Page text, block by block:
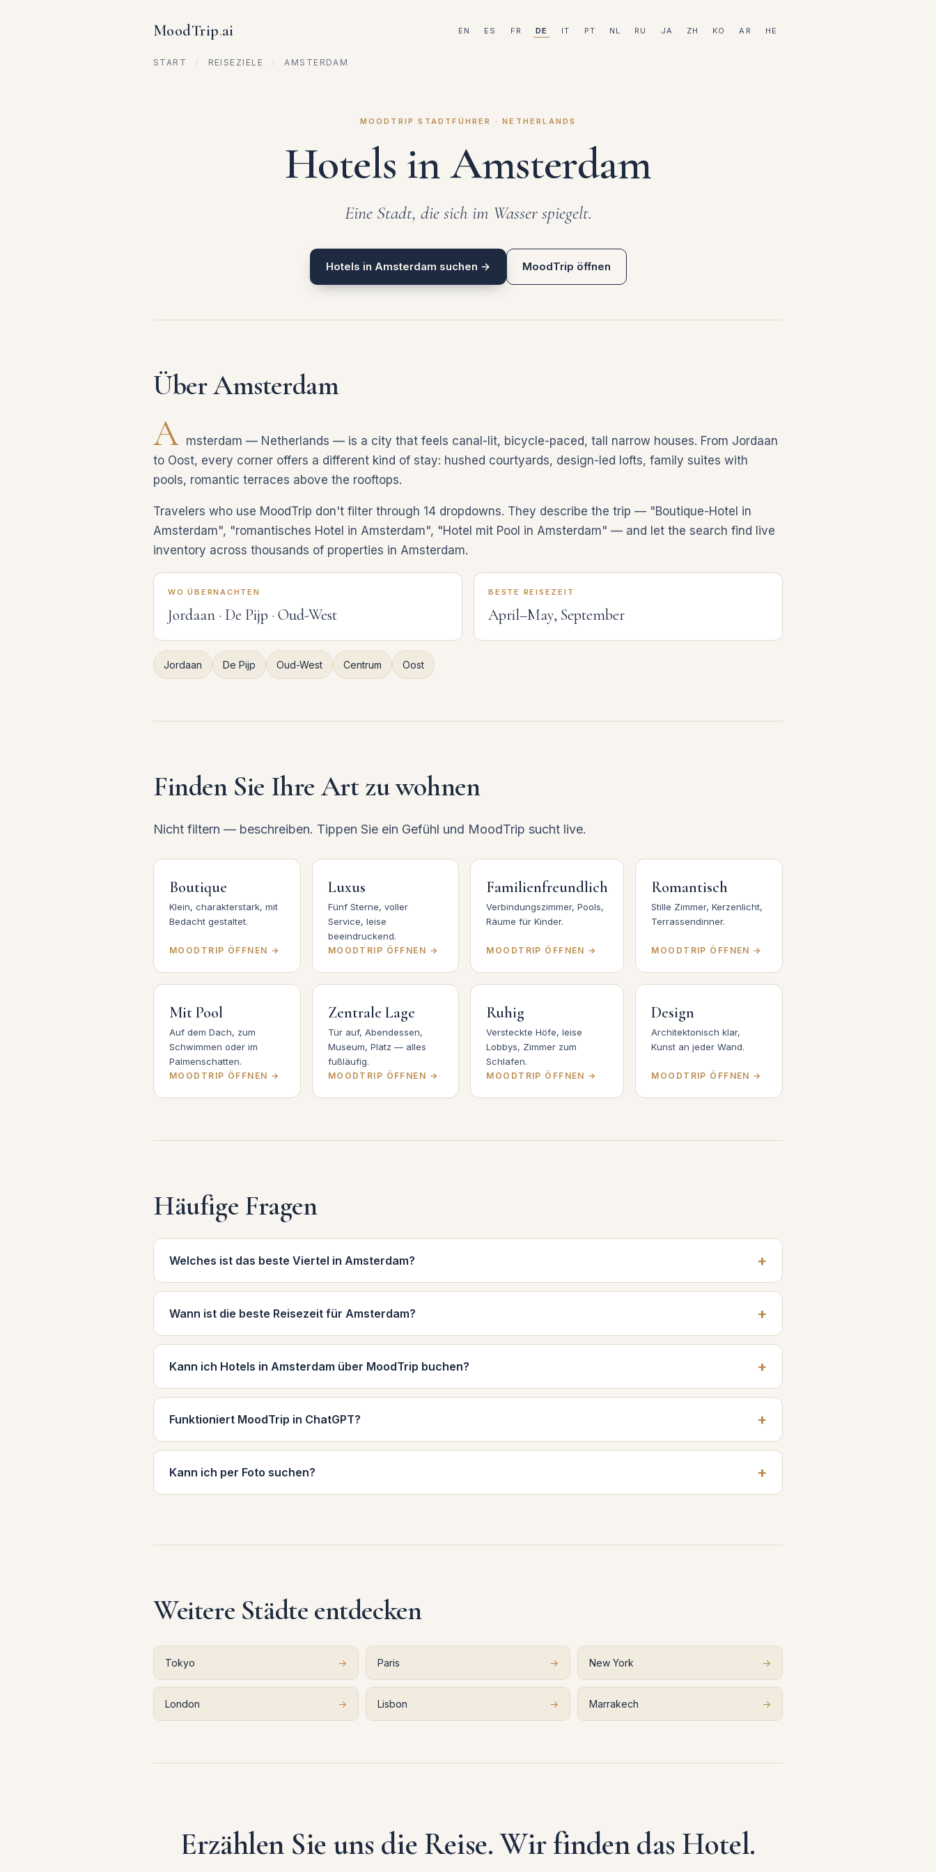
MoodTrip.ai EN ES FR DE IT PT NL RU JA ZH KO AR HE
START / REISEZIELE / AMSTERDAM
MOODTRIP STADTFÜHRER · NETHERLANDS
Hotels in Amsterdam
Eine Stadt, die sich im Wasser spiegelt.
Hotels in Amsterdam suchen → MoodTrip öffnen
Über Amsterdam
A msterdam — Netherlands — is a city that feels canal-lit, bicycle-paced, tall narrow houses. From Jordaan
to Oost, every corner offers a different kind of stay: hushed courtyards, design-led lofts, family suites with
pools, romantic terraces above the rooftops.
Travelers who use MoodTrip don't filter through 14 dropdowns. They describe the trip — "Boutique-Hotel in
Amsterdam", "romantisches Hotel in Amsterdam", "Hotel mit Pool in Amsterdam" — and let the search find live
inventory across thousands of properties in Amsterdam.
WO ÜBERNACHTEN
Jordaan · De Pijp · Oud-West
BESTE REISEZEIT
April–May, September
Jordaan De Pijp Oud-West Centrum Oost
Finden Sie Ihre Art zu wohnen
Nicht filtern — beschreiben. Tippen Sie ein Gefühl und MoodTrip sucht live.
Boutique
Klein, charakterstark, mit
Bedacht gestaltet.
MOODTRIP ÖFFNEN →
Luxus
Fünf Sterne, voller
Service, leise
beeindruckend.
MOODTRIP ÖFFNEN →
Familienfreundlich
Verbindungszimmer, Pools,
Räume für Kinder.
MOODTRIP ÖFFNEN →
Romantisch
Stille Zimmer, Kerzenlicht,
Terrassendinner.
MOODTRIP ÖFFNEN →
Mit Pool
Auf dem Dach, zum
Schwimmen oder im
Palmenschatten.
MOODTRIP ÖFFNEN →
Zentrale Lage
Tür auf, Abendessen,
Museum, Platz — alles
fußläufig.
MOODTRIP ÖFFNEN →
Ruhig
Versteckte Höfe, leise
Lobbys, Zimmer zum
Schlafen.
MOODTRIP ÖFFNEN →
Design
Architektonisch klar,
Kunst an jeder Wand.
MOODTRIP ÖFFNEN →
Häufige Fragen
Welches ist das beste Viertel in Amsterdam?
Wann ist die beste Reisezeit für Amsterdam?
Kann ich Hotels in Amsterdam über MoodTrip buchen?
Funktioniert MoodTrip in ChatGPT?
Kann ich per Foto suchen?
Weitere Städte entdecken
Tokyo → Paris → New York →
London → Lisbon → Marrakech →
Erzählen Sie uns die Reise. Wir finden das Hotel.